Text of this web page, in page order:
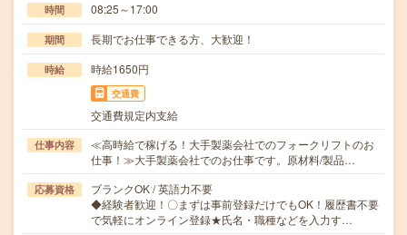
時間 08:25～17:00
期間 長期でお仕事できる方、大歓迎！
時給 時給1650円
交通費
交通費規定内支給
仕事内容
≪高時給で稼げる！大手製薬会社でのフォークリフトのお
仕事！≫大手製薬会社でのお仕事です。原材料/製品…
応募資格
ブランクOK / 英語力不要
◆経験者歓迎！〇まずは事前登録だけでもOK！履歴書不要
で気軽にオンライン登録★氏名・職種などを入力す…